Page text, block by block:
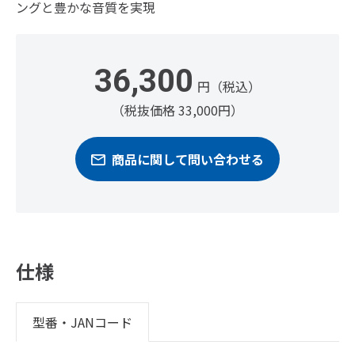
ングと豊かな音質を実現
36,300 円（税込）
（税抜価格 33,000円）
商品に関して問い合わせる
仕様
型番・JANコード